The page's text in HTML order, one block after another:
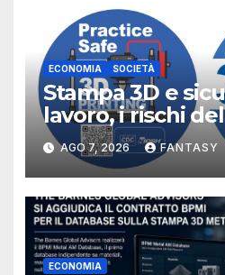
ECONOMIA SOCIETÀ
Stampa 3D e
lavoro, i rischi
manufacturing
NIOSH
AGO 7, 2026 FANTASY
ECONOMIA